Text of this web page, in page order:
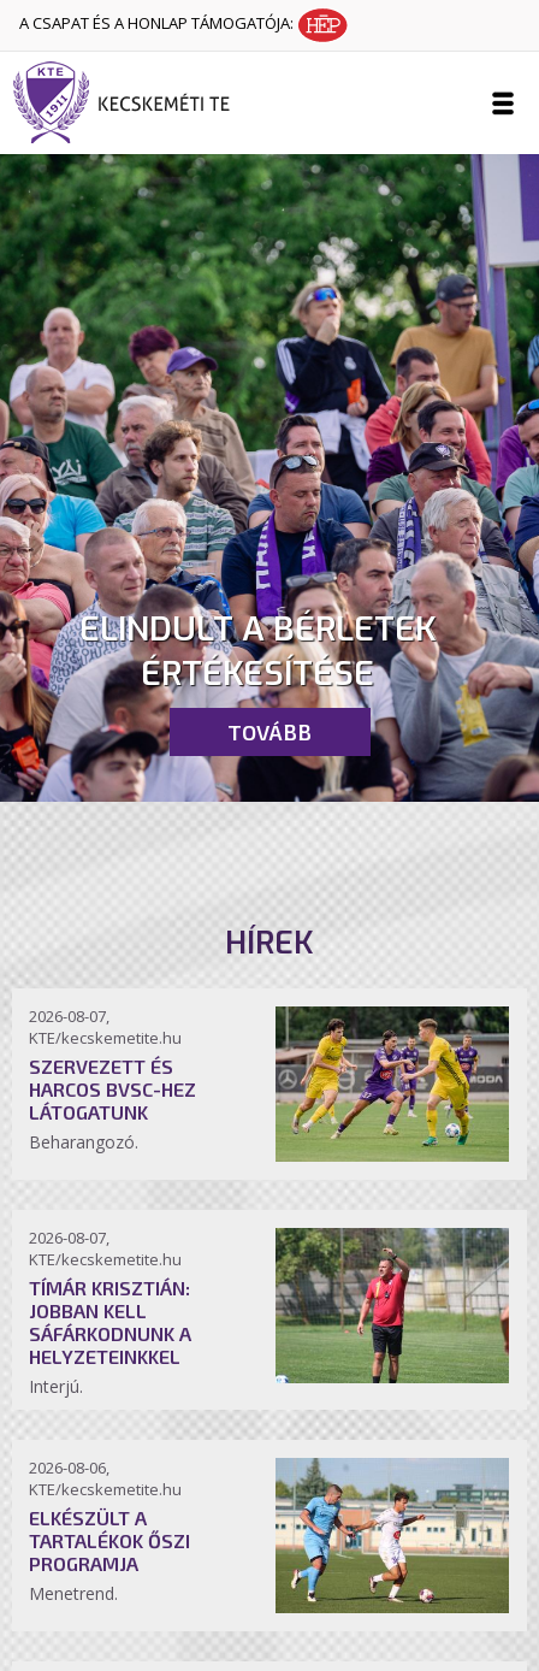
A CSAPAT ÉS A HONLAP TÁMOGATÓJA:
ELINDULT A BÉRLETEK
ÉRTÉKESÍTÉSE
TOVÁBB
HÍREK
2026-08-07,
KTE/kecskemetite.hu
SZERVEZETT ÉS
HARCOS BVSC-HEZ
LÁTOGATUNK
Beharangozó.
2026-08-07,
KTE/kecskemetite.hu
TÍMÁR KRISZTIÁN:
JOBBAN KELL
SÁFÁRKODNUNK A
HELYZETEINKKEL
Interjú.
2026-08-06,
KTE/kecskemetite.hu
ELKÉSZÜLT A
TARTALÉKOK ŐSZI
PROGRAMJA
Menetrend.